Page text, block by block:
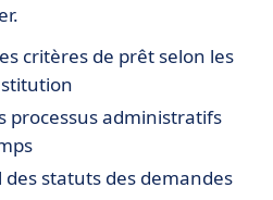
critères de prêt selon les
processus administratifs
statuts des demandes